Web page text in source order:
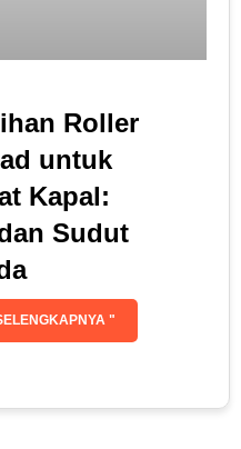
Roller
untuk
Kapal:
Sudut
"